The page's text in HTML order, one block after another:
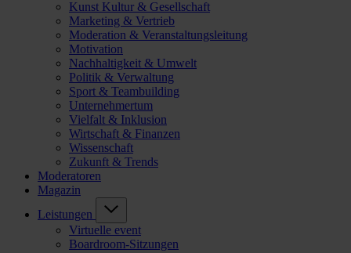
Kunst Kultur & Gesellschaft
Marketing & Vertrieb
Moderation & Veranstaltungsleitung
Motivation
Nachhaltigkeit & Umwelt
Politik & Verwaltung
Sport & Teambuilding
Unternehmertum
Vielfalt & Inklusion
Wirtschaft & Finanzen
Wissenschaft
Zukunft & Trends
Moderatoren
Magazin
Leistungen
Virtuelle event
Boardroom-Sitzungen